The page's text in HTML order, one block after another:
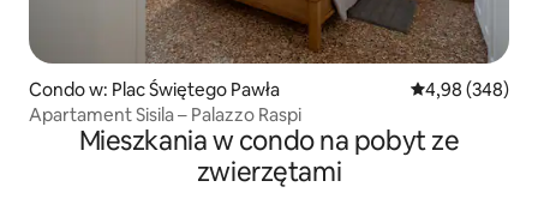
Condo w: Plac Świętego Pawła Średnia
4,98 (348)
Apartament Sisila – Palazzo Raspi
Mieszkania w condo na pobyt ze
zwierzętami